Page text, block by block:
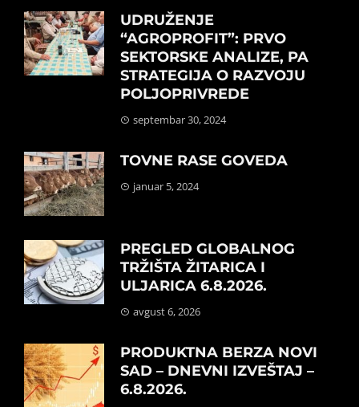
UDRUŽENJE
“AGROPROFIT”: PRVO
SEKTORSKE ANALIZE, PA
STRATEGIJA O RAZVOJU
POLJOPRIVREDE
septembar 30, 2024
TOVNE RASE GOVEDA
januar 5, 2024
PREGLED GLOBALNOG
TRŽIŠTA ŽITARICA I
ULJARICA 6.8.2026.
avgust 6, 2026
PRODUKTNA BERZA NOVI
SAD – DNEVNI IZVEŠTAJ –
6.8.2026.